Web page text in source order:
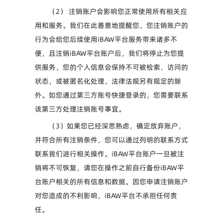
（2） 注销账户会影响您正常使用所有相关应
用和服务。我们在此善意地提醒您，您注销账户的
行为会给您后续使用iBAW平台服务带来诸多不
便，且注销iBAW平台账户后，我们将停止为您提
供服务，您的个人信息会保持不可被检索、访问的
状态，或被匿名化处理，法律法规另有规定的除
外。如您通过第三方账号快捷登录的，您需要联系
该第三方处理注销账号事宜。
（3）如果您已经深思熟虑，确定放弃账户，
并符合所有注销条件，您可以通过列明的联系方式
联系我们进行相关操作。iBAW平台账户一旦被注
销将不可恢复，请您在操作之前自行备份iBAW平
台账户相关的所有信息和数据。因您申请注销账户
对您造成的不利影响，iBAW平台不承担任何责
任。